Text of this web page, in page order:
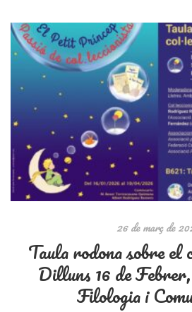
d’àmbit públic i privat, que van
26 de març de
Taula rodona sobre el
Dilluns 16 de
Filologia i